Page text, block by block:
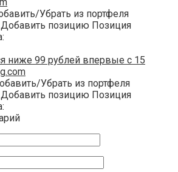
Убрать из портфеля
позицию Позиция
ниже 99 рублей впервые с 15
Убрать из портфеля
позицию Позиция